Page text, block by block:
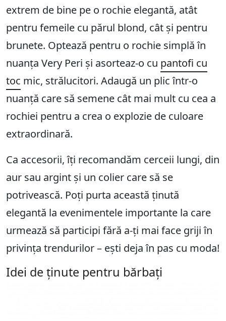
extrem de bine pe o rochie elegantă, atât
pentru femeile cu părul blond, cât și pentru
brunete. Optează pentru o rochie simplă în
nuanța Very Peri și asorteaz-o cu pantofi cu
toc mic, strălucitori. Adaugă un plic într-o
nuanță care să semene cât mai mult cu cea a
rochiei pentru a crea o explozie de culoare
extraordinară.
Ca accesorii, îți recomandăm cerceii lungi, din
aur sau argint și un colier care să se
potrivească. Poți purta această ținută
elegantă la evenimentele importante la care
urmează să participi fără a-ți mai face griji în
privința trendurilor – ești deja în pas cu moda!
Idei de ținute pentru bărbați